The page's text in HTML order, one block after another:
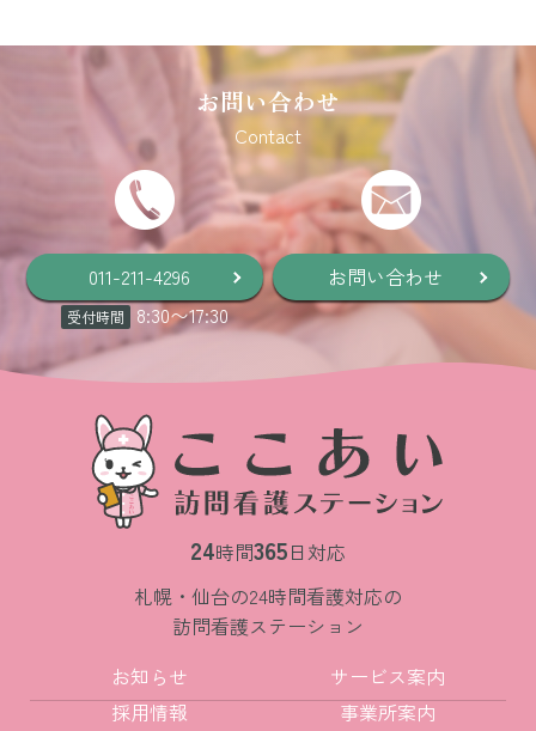
お問い合わせ
Contact
011-211-4296
受付時間 8:30〜17:30
お問い合わせ
24時間365日対応
札幌・仙台の24時間看護対応の
訪問看護ステーション
お知らせ
サービス案内
採用情報
事業所案内